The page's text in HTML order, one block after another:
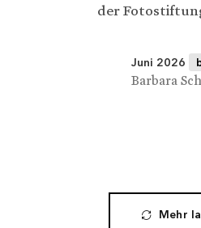
der
Juni 2026
Barbara
Mehr